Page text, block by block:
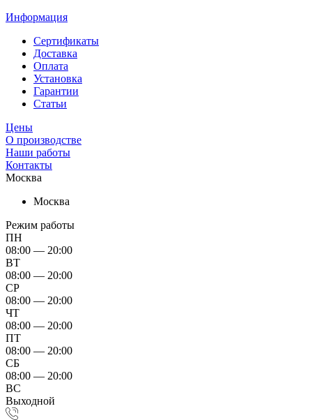
Информация
Сертификаты
Доставка
Оплата
Установка
Гарантии
Статьи
Цены
О производстве
Наши работы
Контакты
Москва
Москва
Режим работы
ПН
08:00 — 20:00
ВТ
08:00 — 20:00
СР
08:00 — 20:00
ЧТ
08:00 — 20:00
ПТ
08:00 — 20:00
СБ
08:00 — 20:00
ВС
Выходной